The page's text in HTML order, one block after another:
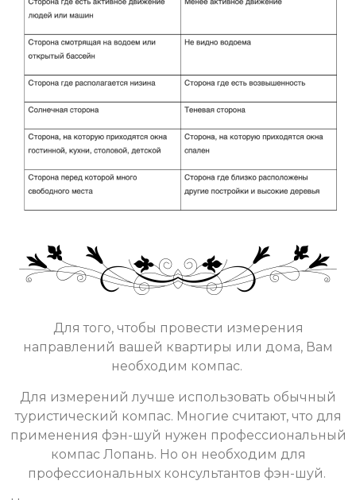
Для того, чтобы провести измерения
направлений вашей квартиры или дома, Вам
необходим компас.
Для измерений лучше использовать обычный
туристический компас. Многие считают, что для
применения фэн-шуй нужен профессиональный
компас Лопань. Но он необходим для
профессиональных консультантов фэн-шуй.